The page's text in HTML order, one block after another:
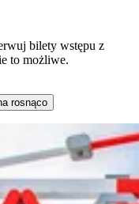
bilety wstępu z
to możliwe.
rosnąco